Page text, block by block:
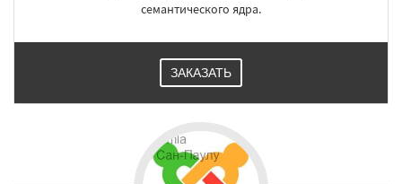
семантического ядра.
ЗАКАЗАТЬ